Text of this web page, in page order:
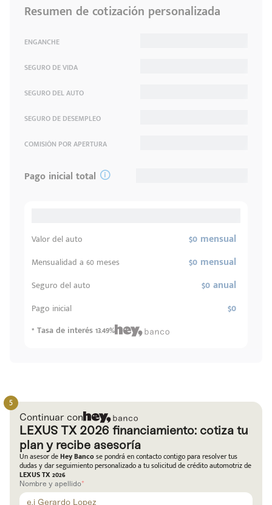
Resumen de cotización personalizada
ENGANCHE
SEGURO DE VIDA
SEGURO DEL AUTO
SEGURO DE DESEMPLEO
COMISIÓN POR APERTURA
Pago inicial total
Valor del auto $0 mensual
Mensualidad a 60 meses $0 mensual
Seguro del auto $0 anual
Pago inicial $0
* Tasa de interés 13.49%
Continuar con
LEXUS TX 2026 financiamiento: cotiza tu
plan y recibe asesoría
Un asesor deHey Bancose pondrá en contacto contigo para resolver tus
dudas y dar seguimiento personalizado a tu solicitud de crédito automotriz de
LEXUS TX 2026
Nombre y apellido